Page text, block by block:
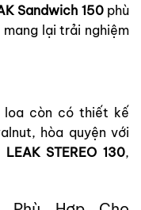
Sandwich 150phù
lại trải nghiệm
loa còn có thiết kế
hòa quyện với
LEAK STEREO 130,